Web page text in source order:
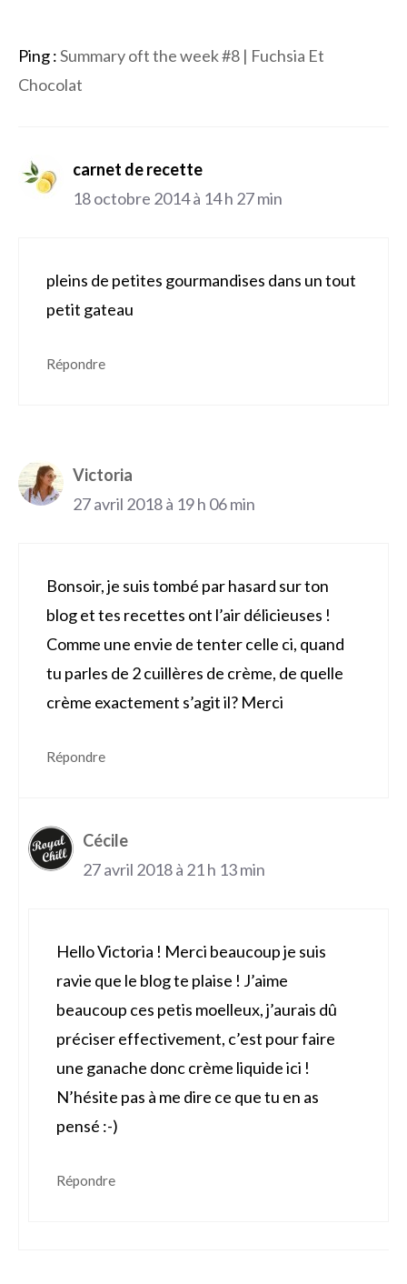
Ping :Summary oft the week #8 | Fuchsia Et
Chocolat
carnet de recette
18 octobre 2014 à 14 h 27 min
pleins de petites gourmandises dans un tout
petit gateau
Répondre
Victoria
27 avril 2018 à 19 h 06 min
Bonsoir, je suis tombé par hasard sur ton
blog et tes recettes ont l’air délicieuses !
Comme une envie de tenter celle ci, quand
tu parles de 2 cuillères de crème, de quelle
crème exactement s’agit il? Merci
Répondre
Cécile
27 avril 2018 à 21 h 13 min
Hello Victoria ! Merci beaucoup je suis
ravie que le blog te plaise ! J’aime
beaucoup ces petis moelleux, j’aurais dû
préciser effectivement, c’est pour faire
une ganache donc crème liquide ici !
N’hésite pas à me dire ce que tu en as
pensé :-)
Répondre